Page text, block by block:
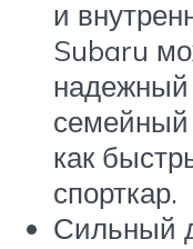
и
Subaru
надежный
как
спорткар.
Сильный